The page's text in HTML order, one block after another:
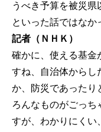
うべき予算を被災
といった話ではなか
記者（ＮＨＫ）
確かに、使える基金
すね、自治体からし
か、防災であったり
ろんなものがごっち
すが、わかりにくい